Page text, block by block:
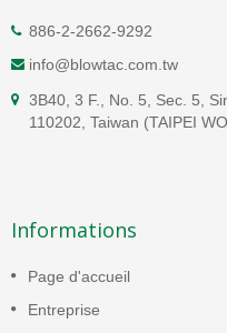
886-2-2662-9292
info@blowtac.com.tw
3B40, 3 F., No. 5, Sec. 5,
110202, Taiwan (TAIPEI
Informations
Page d'accueil
Entreprise